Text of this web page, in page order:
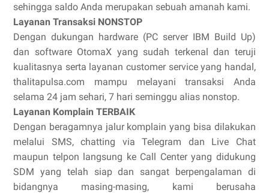
sehingga saldo Anda merupakan sebuah amanah kami.
Layanan Transaksi NONSTOP
Dengan dukungan hardware (PC server IBM Build Up)
dan software OtomaX yang sudah terkenal dan teruji
kualitasnya serta layanan customer service yang handal,
thalitapulsa.com mampu melayani transaksi Anda
selama 24 jam sehari, 7 hari seminggu alias nonstop.
Layanan Komplain TERBAIK
Dengan beragamnya jalur komplain yang bisa dilakukan
melalui SMS, chatting via Telegram dan Live Chat
maupun telpon langsung ke Call Center yang didukung
SDM yang telah siap dan sangat berpengalaman di
bidangnya masing-masing, kami berusaha